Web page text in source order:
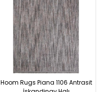
Hoom Rugs Piana 1106 Antrasit